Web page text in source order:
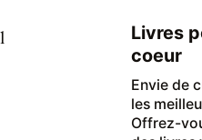
Livres
coeur
Envie de
les
Offrez-